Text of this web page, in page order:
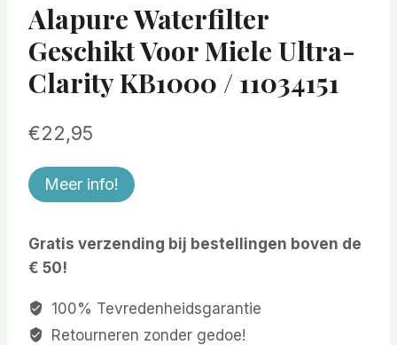
Alapure Waterfilter
Geschikt Voor Miele Ultra-
Clarity KB1000 / 11034151
€22,95
Meer info!
Gratis verzending bij bestellingen boven de
€ 50!
100% Tevredenheidsgarantie
Retourneren zonder gedoe!